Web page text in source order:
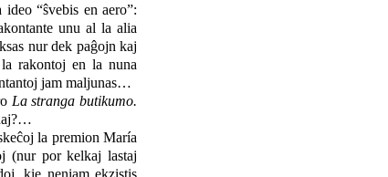
ideo “ŝvebis en aero”:
unu al la alia
nur dek paĝojn kaj
rakontoj en la nuna
jam maljunas…
La stranga butikumo.
la premion María
(nur por kelkaj lastaj
kie neniam ekzistis